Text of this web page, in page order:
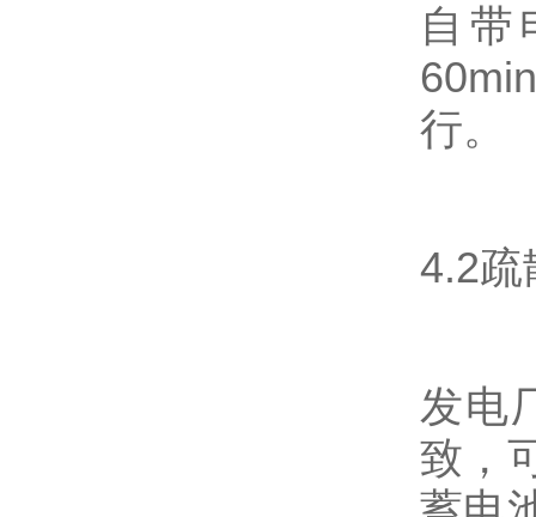
自带
行。
4.2疏
发电
致，